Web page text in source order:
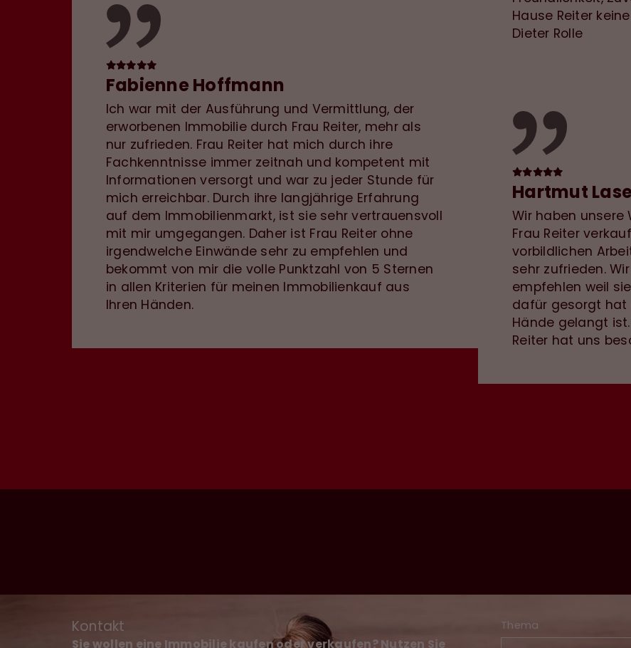
Fabienne Hoffmann
Ich war mit der Ausführung und Vermittlung, der
erworbenen Immobilie durch Frau Reiter, mehr als
nur zufrieden. Frau Reiter hat mich durch ihre
Fachkenntnisse immer zeitnah und kompetent mit
Informationen versorgt und war zu jeder Stunde für
mich erreichbar. Durch ihre langjährige Erfahrung
auf dem Immobilienmarkt, ist sie sehr vertrauensvoll
mit mir umgegangen. Daher ist Frau Reiter ohne
irgendwelche Einwände sehr zu empfehlen und
bekommt von mir die volle Punktzahl von 5 Sternen
in allen Kriterien für meinen Immobilienkauf aus
Ihren Händen.
Hause Reiter
Dieter Rolle
Hartmut
Wir haben unsere
Frau Reiter
vorbildlichen
sehr zufrieden.
empfehlen weil
dafür gesorgt hat
Hände gelangt
Reiter hat uns
Kontakt
Sie wollen eine Immobilie kaufen oder verkaufen? Nutzen Sie
Thema